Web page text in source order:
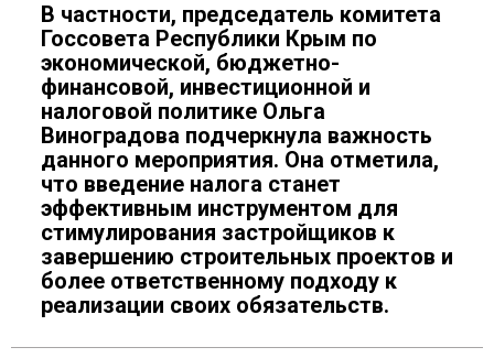
В частности, председатель комитета
Госсовета Республики Крым по
экономической, бюджетно-
финансовой, инвестиционной и
налоговой политике Ольга
Виноградова подчеркнула важность
данного мероприятия. Она отметила,
что введение налога станет
эффективным инструментом для
стимулирования застройщиков к
завершению строительных проектов и
более ответственному подходу к
реализации своих обязательств.